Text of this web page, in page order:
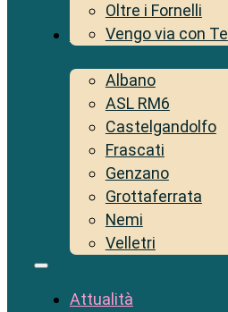
Oltre i Fornelli
Vengo via con Te
Territorio
Albano
ASL RM6
Castelgandolfo
Frascati
Genzano
Grottaferrata
Nemi
Velletri
Attualità